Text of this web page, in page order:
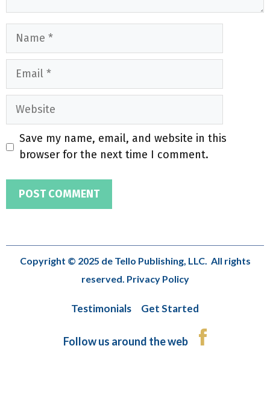
Save my name, email, and website in this
browser for the next time I comment.
Copyright © 2025 de Tello Publishing, LLC. All rights
reserved. Privacy Policy
Testimonials Get Started
Follow us around the web